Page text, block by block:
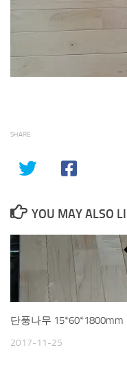
SHARE
YOU MAY ALSO
단풍나무 15*60*1800mm
2017-11-25